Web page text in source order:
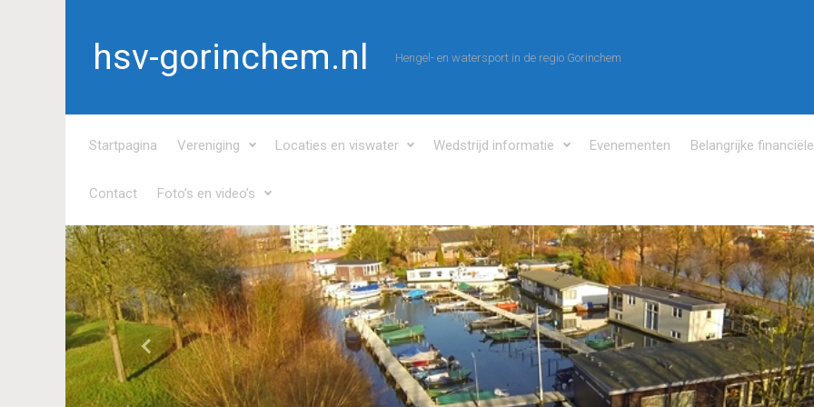
hsv-gorinchem.nl Hengel- en watersport in de regio Gorinchem
Startpagina Vereniging Locaties en viswater Wedstrijd informatie Evenementen Belangrijke
Contact Foto’s en video’s
Vorige